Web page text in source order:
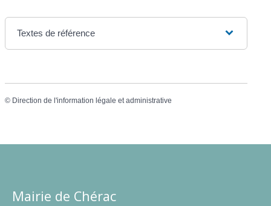
Textes de référence
© Direction de l'information légale et administrative
Mairie de Chérac